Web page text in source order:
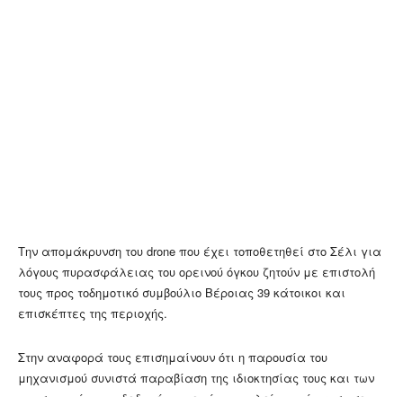
Την απομάκρυνση του drone που έχει τοποθετηθεί στο Σέλι για
λόγους πυρασφάλειας του ορεινού όγκου ζητούν με επιστολή
τους προς τοδημοτικό συμβούλιο Βέροιας 39 κάτοικοι και
επισκέπτες της περιοχής.
Στην αναφορά τους επισημαίνουν ότι η παρουσία του
μηχανισμού συνιστά παραβίαση της ιδιοκτησίας τους και των